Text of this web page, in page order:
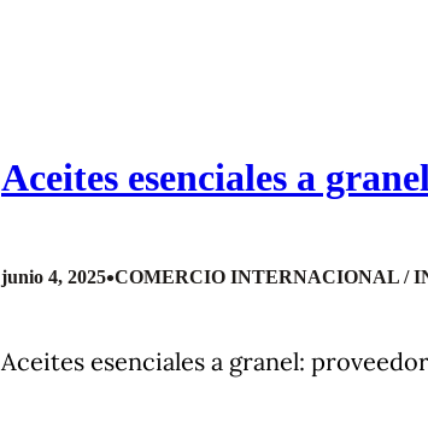
Aceites esenciales a
junio 4, 2025•COMERCIO INTERNACIONAL /
Aceites esenciales a granel: